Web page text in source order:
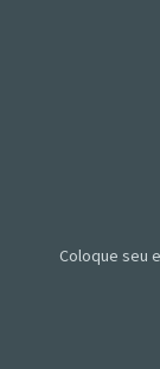
Coloque seu